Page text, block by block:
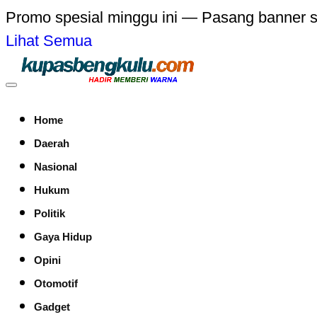
Promo spesial minggu ini — Pasang banner
Lihat Semua
Home
Daerah
Nasional
Hukum
Politik
Gaya Hidup
Opini
Otomotif
Gadget